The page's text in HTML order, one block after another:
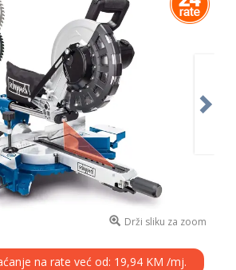
Drži sliku za zoom
na rate već od: 19,94 KM /mj.